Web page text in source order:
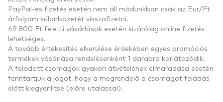
PayPal-es fizetés esetén nem áll módunkban csak az Eur/Ft
árfolyam különbözetét visszafizetni.
49 800 Ft feletti vásárlások esetén kizárólag online fizetés
lehetséges.
A tovább értékesítés elkerülése érdekében egyes promóciós
termékek vásárlása rendelésenként 1 darabra korlátozódik.
A feladott csomagok gyakori átvételének elmaradása esetén
fenntartjuk a jogot, hogy a megrendelő a csomagot feladás
előtt kiegyenlítse (előre utalással).